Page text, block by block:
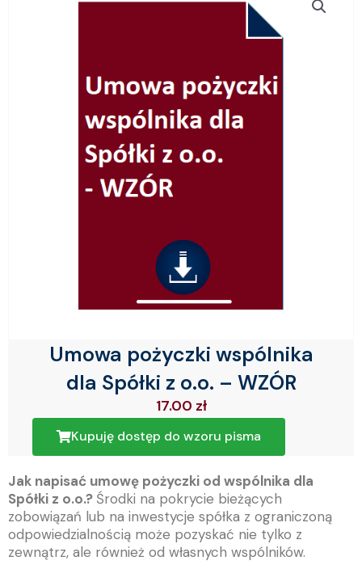
Umowa pożyczki wspólnika
dla Spółki z o.o. – WZÓR
17.00 zł
Kupuję dostęp do wzoru pisma
Jak napisać umowę pożyczki od wspólnika dla
Spółki z o.o.? Środki na pokrycie bieżących
zobowiązań lub na inwestycje spółka z ograniczoną
odpowiedzialnością może pozyskać nie tylko z
zewnątrz, ale również od własnych wspólników.